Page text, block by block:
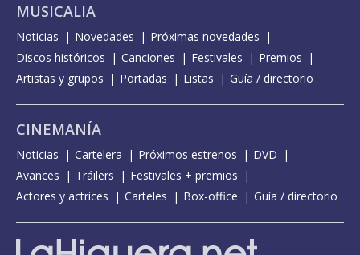
MUSICALIA
Noticias Novedades
Próximas novedades
Discos históricos
Canciones Festivales
Premios
Artistas y grupos
Portadas Listas Guía / directorio
CINEMANÍA
Noticias Cartelera Próximos estrenos
DVD
Avances
Tráilers
Festivales + premios
Actores y actrices
Carteles Box-office Guía / directorio